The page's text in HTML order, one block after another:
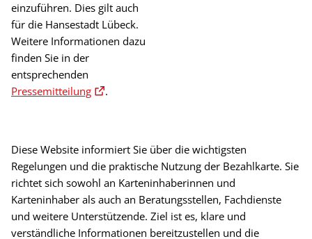
einzuführen. Dies gilt auch
für die Hansestadt Lübeck.
Weitere Informationen dazu
finden Sie in der
entsprechenden
Pressemitteilung
.
Diese Website informiert Sie über die wichtigsten
Regelungen und die praktische Nutzung der Bezahlkarte. Sie
richtet sich sowohl an Karteninhaberinnen und
Karteninhaber als auch an Beratungsstellen, Fachdienste
und weitere Unterstützende. Ziel ist es, klare und
verständliche Informationen bereitzustellen und die